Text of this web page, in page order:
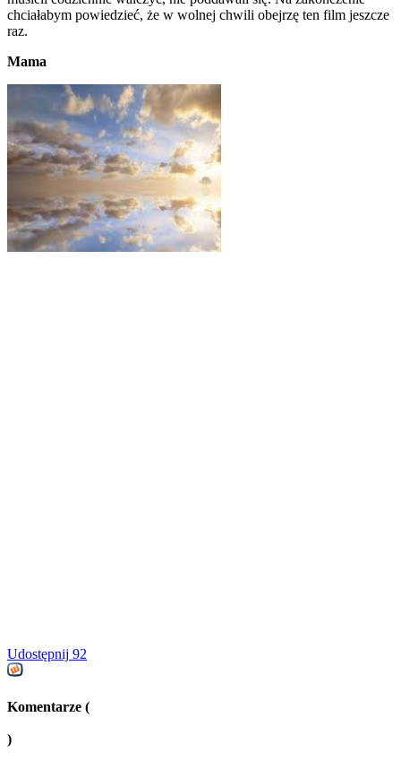
chciałabym powiedzieć, że w wolnej chwili obejrzę ten film jeszcze
raz.
Mama
Udostępnij 92
Komentarze (
)